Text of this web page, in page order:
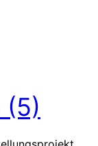
(5)